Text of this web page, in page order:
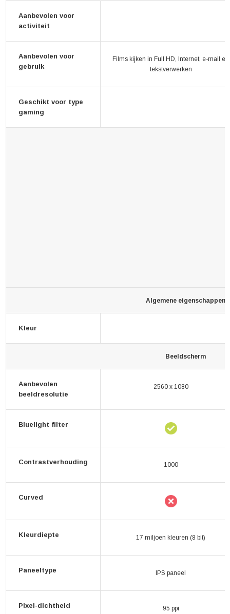
Aanbevolen voor
activiteit
Aanbevolen voor
gebruik
Films kijken in Full HD, Internet, e-mail en
tekstverwerken
Geschikt voor type
gaming
Algemene eigenschappen
Kleur
Beeldscherm
Aanbevolen
beeldresolutie
2560 x 1080
Bluelight filter
Contrastverhouding 1000
Curved
Kleurdiepte 17 miljoen kleuren (8 bit)
Paneeltype IPS paneel
Pixel-dichtheid 95 ppi